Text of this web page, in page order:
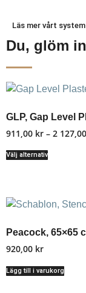
Läs mer vårt
Du, glöm
GLP, Gap Level
911,00 kr – 2 127,00
Välj alternativ
Peacock, 65×65
920,00 kr
Lägg till i varukorg